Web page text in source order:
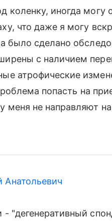
коленку, иногда могу
что даже я могу
было сделано
с наличием
атрофические
попасть на
меня не направляют
Анатольевич
"дегенеративный